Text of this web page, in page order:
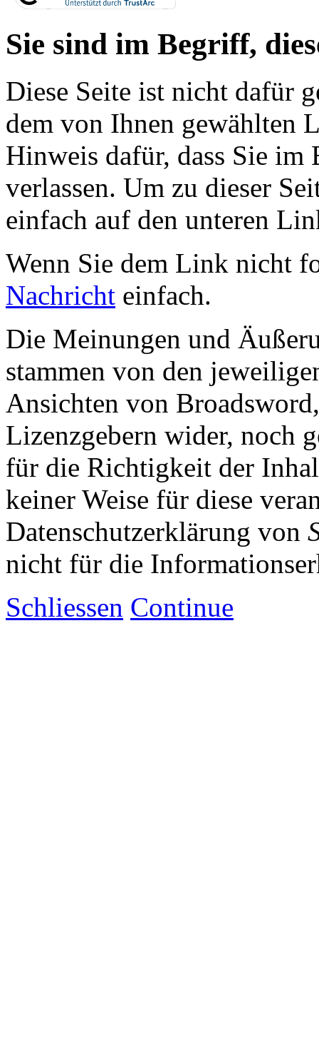
Sie sind im Begriff,
Diese Seite ist nicht dafür
dem von Ihnen gewählten
Hinweis dafür, dass Sie im
verlassen. Um zu dieser
einfach auf den unteren
Wenn Sie dem Link nicht
Nachricht einfach.
Die Meinungen und
stammen von den
Ansichten von
Lizenzgebern wider, noch
für die Richtigkeit der
keiner Weise für diese
Datenschutzerklärung von
nicht für die
Schliessen Continue